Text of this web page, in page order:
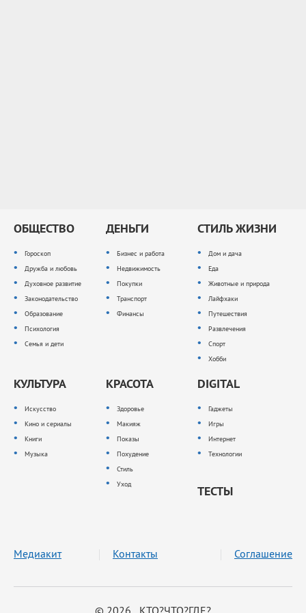
ОБЩЕСТВО
Гороскоп
Дружба и любовь
Духовное развитие
Законодательство
Образование
Психология
Семья и дети
ДЕНЬГИ
Бизнес и работа
Недвижимость
Покупки
Транспорт
Финансы
СТИЛЬ ЖИЗНИ
Дом и дача
Еда
Животные и природа
Лайфхаки
Путешествия
Развлечения
Спорт
Хобби
КУЛЬТУРА
Искусство
Кино и сериалы
Книги
Музыка
КРАСОТА
Здоровье
Макияж
Показы
Похудение
Стиль
Уход
DIGITAL
Гаджеты
Игры
Интернет
Технологии
ТЕСТЫ
© 2026 КТО?ЧТО?ГДЕ?
Медиакит Контакты Соглашение